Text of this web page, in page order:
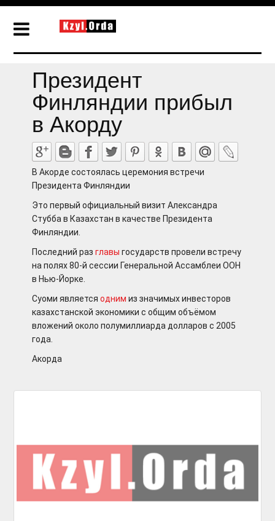
Президент
Финляндии прибыл
в Акорду
В Акорде состоялась церемония встречи
Президента Финляндии
Это первый официальный визит Александра
Стубба в Казахстан в качестве Президента
Финляндии.
Последний разглавыгосударств провели встречу
на полях 80-й сессии Генеральной Ассамблеи ООН
в Нью-Йорке.
Cуоми являетсяоднимиз значимых инвесторов
казахстанской экономики с общим объёмом
вложений около полумиллиарда долларов с 2005
года.
Акорда